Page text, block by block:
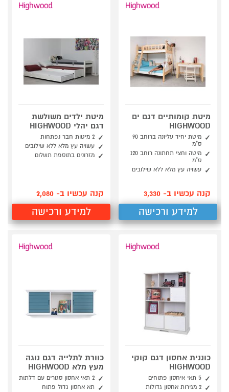
מיטת קומותיים דגם ים
HIGHWOOD
מיטת יחיד עליונה ברוחב 90
ס"מ
מיטה וחצי תחתונה רוחב 120
ס"מ
עשויה עץ מלא ללא שילובים
קנה עכשיו ב- 3,330
למידע ורכישה
מיטת ילדים משולשת
דגם יהלי HIGHWOOD
2 מיטות חבר נפתחות
עשויה עץ מלא ללא שילובים
מזרונים בתוספת תשלום
קנה עכשיו ב- 2,080
למידע ורכישה
כוננית אחסון דגם קוקי
HIGHWOOD
5 תאי איחסון פתוחים
2 מגירות אחסון גדולות
כוורת לתלייה דגם נוגה
מעץ מלא HIGHWOOD
2 תאי אחסון סגורים עם דלתות
תא אחסון גדול פתוח